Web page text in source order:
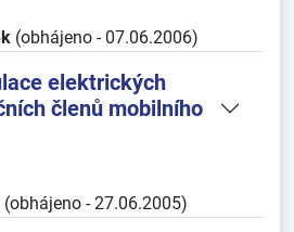
(obhájeno - 07.06.2006)
elektrických
členů mobilního
(obhájeno - 27.06.2005)